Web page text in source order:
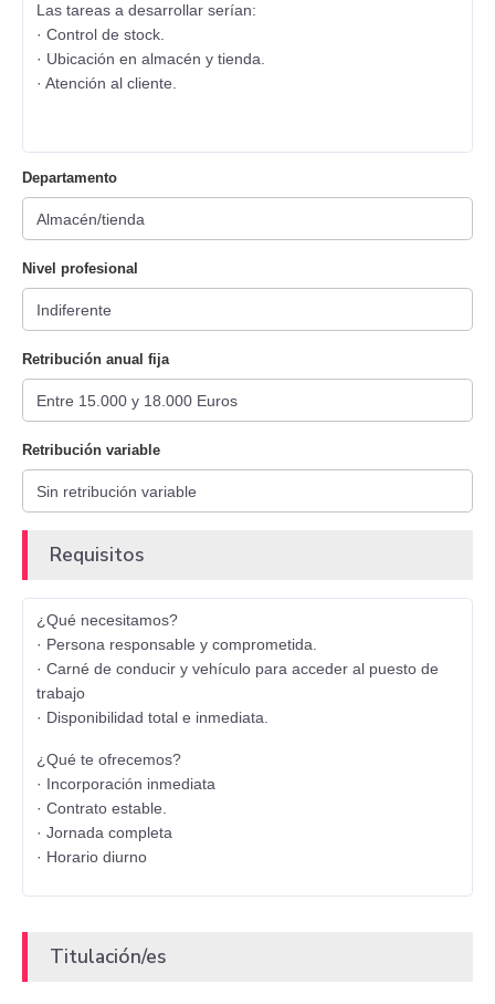
Las tareas a desarrollar serían:
· Control de stock.
· Ubicación en almacén y tienda.
· Atención al cliente.
Departamento
Nivel profesional
Retribución anual fija
Retribución variable
Requisitos
¿Qué necesitamos?
· Persona responsable y comprometida.
· Carné de conducir y vehículo para acceder al puesto de
trabajo
· Disponibilidad total e inmediata.
¿Qué te ofrecemos?
· Incorporación inmediata
· Contrato estable.
· Jornada completa
· Horario diurno
Titulación/es